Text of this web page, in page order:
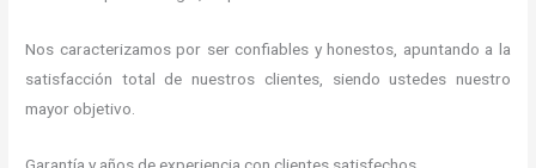
Nos caracterizamos por ser confiables y honestos, apuntando a la
satisfacción total de nuestros clientes, siendo ustedes nuestro
mayor objetivo.